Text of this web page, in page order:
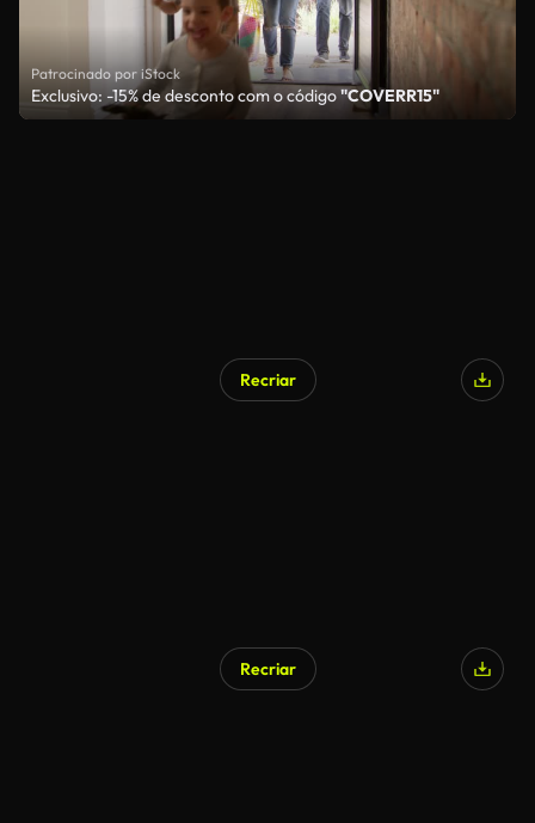
Patrocinado por iStock
Exclusivo: -15% de desconto com o código"COVERR15"
Recriar
Recriar